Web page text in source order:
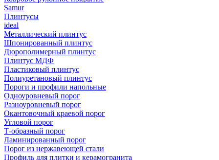
Samur
Плинтусы
ideal
Металлический плинтус
Шпонированный плинтус
Дюрополимерный плинтус
Плинтус МДФ
Пластиковый плинтус
Полиуретановый плинтус
Пороги и профили напольные
Одноуровневый порог
Разноуровневый порог
Окантовочный краевой порог
Угловой порог
Т-образный порог
Ламинированный порог
Порог из нержавеющей стали
Профиль для плитки и керамогранита